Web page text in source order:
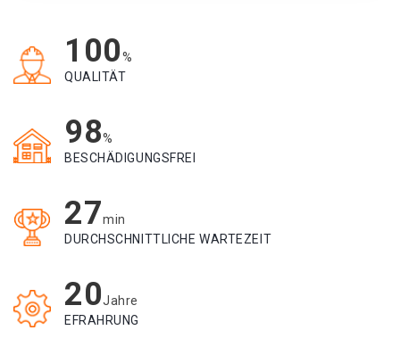
100%
QUALITÄT
98%
BESCHÄDIGUNGSFREI
27min
DURCHSCHNITTLICHE WARTEZEIT
20Jahre
EFRAHRUNG